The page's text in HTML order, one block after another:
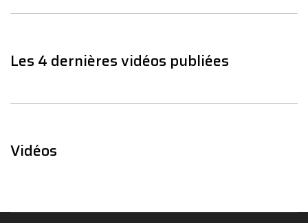
Les 4 dernières vidéos publiées
Vidéos